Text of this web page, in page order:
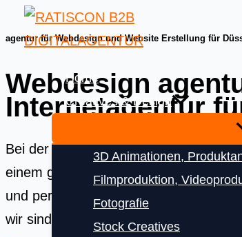
Skip
to
Home
Creatives & Design
3D Animationen,
Filmproduktion,
Fotografie
Stock Creatives
agentur für Webdesign und Website Erstellung für
Webdesign
Internetagentur
Bei derRatiscon Digitalagentur
einem ganzheitlichen Ansatz für Ihre
und performance-starke
wir sind Ihr Partner für nachhaltigen